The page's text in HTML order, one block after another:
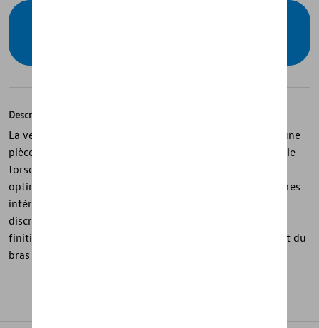
Description
La veste hybride de la collection « R » pour homme est une
pièce mi-saison bleu foncé, légèrement rembourrée sur le
torse et dotée de manches en softshell pour un confort
optimal et une grande liberté de mouvement. Les coutures
intérieures contrastées en bleu R ainsi que l’étiquette
discrète R placée sur la couture latérale apportent une
finition soignée, tandis que le logo R imprimé sur le haut du
bras souligne son style sportif et moderne.